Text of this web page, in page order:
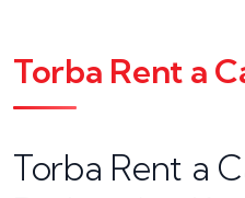
Torba Rent a
Torba Rent a